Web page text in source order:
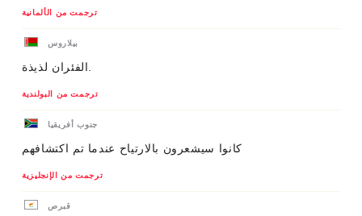
ترجمت من الألمانية
بيلاروس
ترجمت من البولندية
جنوب أفريقيا
كانوا سيشعرون بالارتياح عندما تم اكتشافهم
ترجمت من الإنجليزية
قبرص